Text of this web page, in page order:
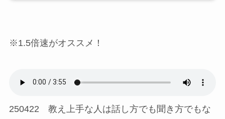
※1.5倍速がオススメ！
250422 教え上手な人は話し方でも聞き方でもな